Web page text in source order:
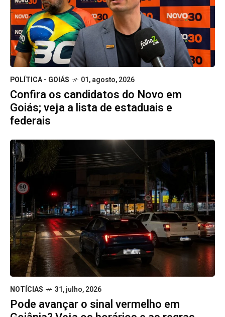
POLÍTICA - GOIÁS 01, agosto, 2026
Confira os candidatos do Novo em
Goiás; veja a lista de estaduais e
federais
NOTÍCIAS 31, julho, 2026
Pode avançar o sinal vermelho em